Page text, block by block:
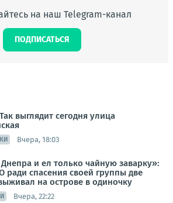
на наш Telegram-канал
ПОДПИСАТЬСЯ
выглядит сегодня улица
Вчера, 18:03
и ел только чайную заварку»:
ради спасения своей группы две
на острове в одиночку
Вчера, 22:22